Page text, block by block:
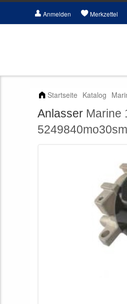
Anmelden Merkzettel
Startseite Katalog
Anlasser Marine